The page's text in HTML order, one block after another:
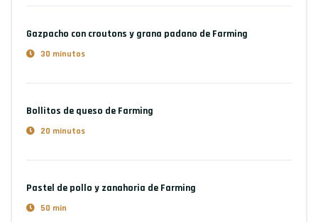
Gazpacho con croutons y grana padano de Farming
30 minutos
Bollitos de queso de Farming
20 minutos
Pastel de pollo y zanahoria de Farming
50 min